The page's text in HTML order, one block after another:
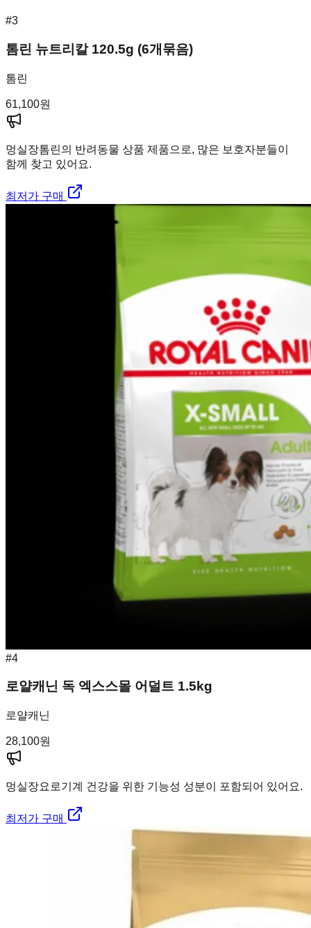
#3
톰린 뉴트리칼 120.5g (6개묶음)
톰린
61,100원
멍실장톰린의 반려동물 상품 제품으로, 많은 보호자분들이
함께 찾고 있어요.
최저가 구매
#4
로얄캐닌 독 엑스스몰 어덜트 1.5kg
로얄캐닌
28,100원
멍실장요로기계 건강을 위한 기능성 성분이 포함되어 있어요.
최저가 구매